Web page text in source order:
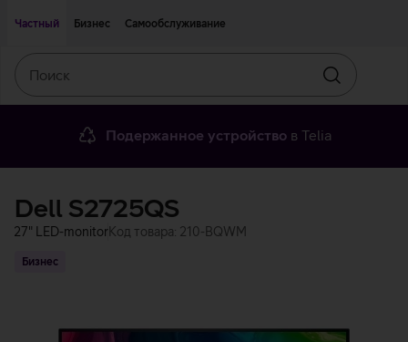
Частный
Бизнес Самообслуживание
Искать
Подержанное устройство в Telia
Dell S2725QS
27" LED-monitor Код товара: 210-BQWM
Бизнес